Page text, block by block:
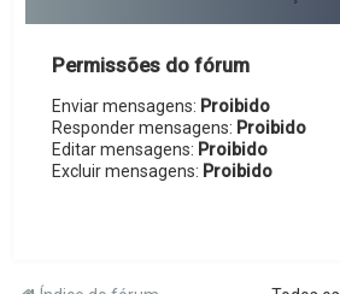
Permissões do fórum
Enviar mensagens: Proibido
Responder mensagens: Proibido
Editar mensagens: Proibido
Excluir mensagens: Proibido